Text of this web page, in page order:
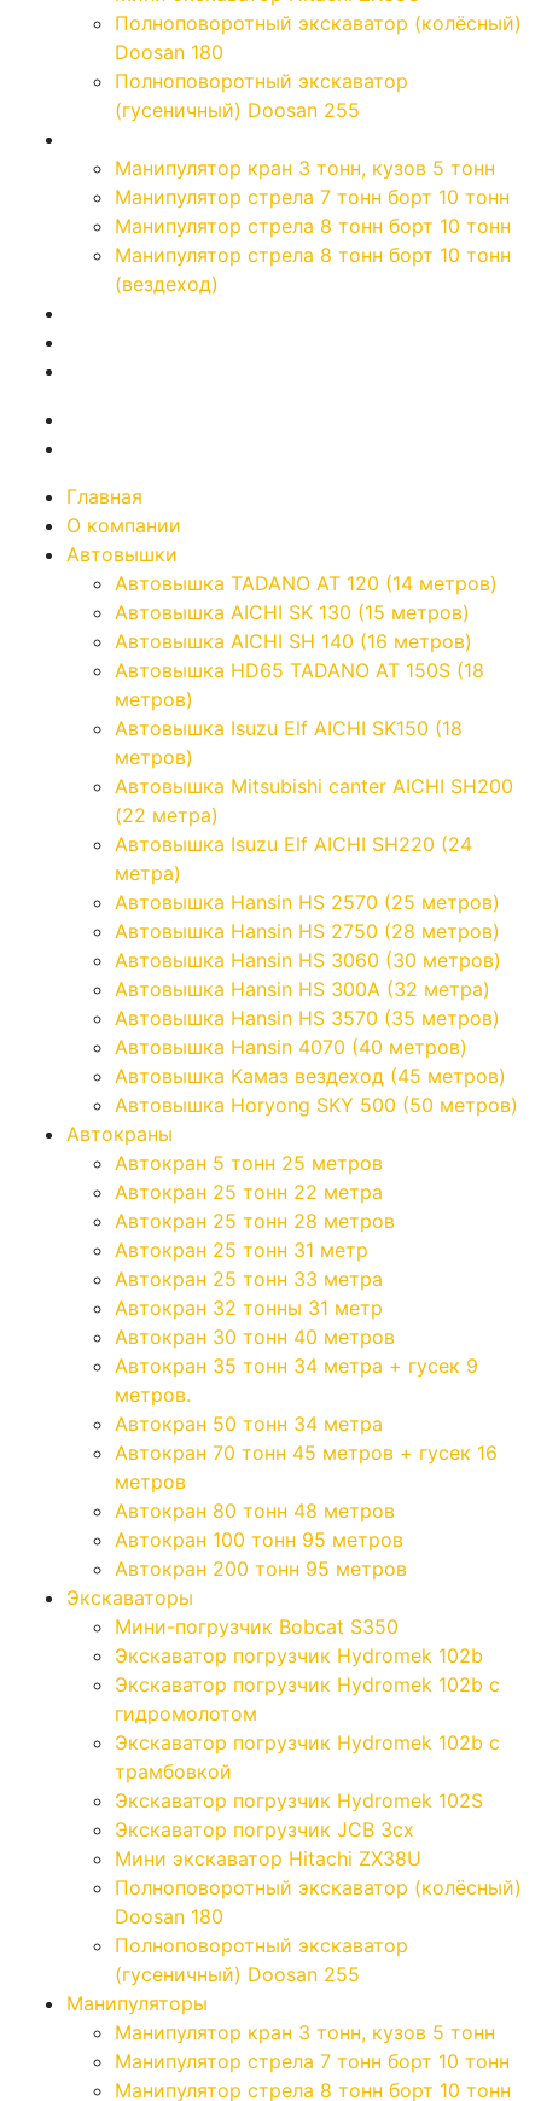
Полноповоротный экскаватор (колёсный)
Doosan 180
Полноповоротный экскаватор
(гусеничный) Doosan 255
Манипулятор кран 3 тонн, кузов 5 тонн
Манипулятор стрела 7 тонн борт 10 тонн
Манипулятор стрела 8 тонн борт 10 тонн
Манипулятор стрела 8 тонн борт 10 тонн
(вездеход)
Главная
О компании
Автовышки
Автовышка TADANO AT 120 (14 метров)
Автовышка AICHI SK 130 (15 метров)
Автовышка AICHI SH 140 (16 метров)
Автовышка HD65 TADANO AT 150S (18
метров)
Автовышка Isuzu Elf AICHI SK150 (18
метров)
Автовышка Mitsubishi canter AICHI SH200
(22 метра)
Автовышка Isuzu Elf AICHI SH220 (24
метра)
Автовышка Hansin HS 2570 (25 метров)
Автовышка Hansin HS 2750 (28 метров)
Автовышка Hansin HS 3060 (30 метров)
Автовышка Hansin HS 300А (32 метра)
Автовышка Hansin HS 3570 (35 метров)
Автовышка Hansin 4070 (40 метров)
Автовышка Камаз вездеход (45 метров)
Автовышка Horyong SKY 500 (50 метров)
Автокраны
Автокран 5 тонн 25 метров
Автокран 25 тонн 22 метра
Автокран 25 тонн 28 метров
Автокран 25 тонн 31 метр
Автокран 25 тонн 33 метра
Автокран 32 тонны 31 метр
Автокран 30 тонн 40 метров
Автокран 35 тонн 34 метра + гусек 9
метров.
Автокран 50 тонн 34 метра
Автокран 70 тонн 45 метров + гусек 16
метров
Автокран 80 тонн 48 метров
Автокран 100 тонн 95 метров
Автокран 200 тонн 95 метров
Экскаваторы
Мини-погрузчик Bobcat S350
Экскаватор погрузчик Hydromek 102b
Экскаватор погрузчик Hydromek 102b с
гидромолотом
Экскаватор погрузчик Hydromek 102b с
трамбовкой
Экскаватор погрузчик Hydromek 102S
Экскаватор погрузчик JCB 3cx
Мини экскаватор Hitachi ZX38U
Полноповоротный экскаватор (колёсный)
Doosan 180
Полноповоротный экскаватор
(гусеничный) Doosan 255
Манипуляторы
Манипулятор кран 3 тонн, кузов 5 тонн
Манипулятор стрела 7 тонн борт 10 тонн
Манипулятор стрела 8 тонн борт 10 тонн